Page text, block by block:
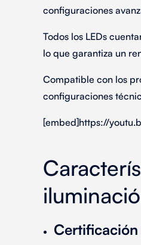
configuraciones
Todos los LEDs
lo que garantiza un
Compatible con los
configuraciones
[embed]https://
Certificación